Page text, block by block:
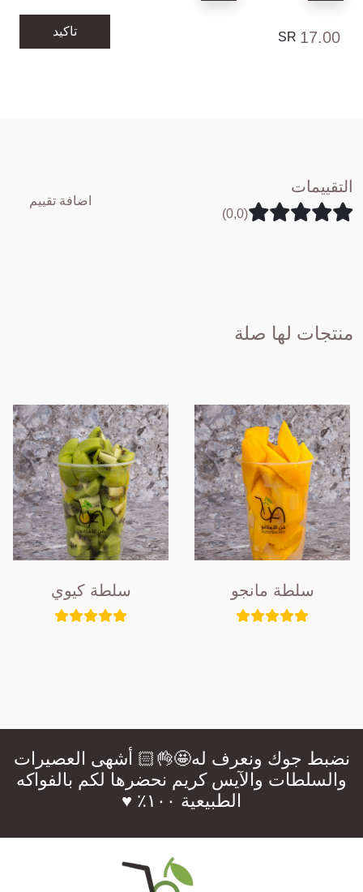
17.00
SR تاكيد
التقييمات
(0,0)
اضافة تقييم
منتجات لها صلة
سلطة كيوي سلطة مانجو
نضبط جوك ونعرف له🤩👌🏻 أشهى العصيرات
والسلطات والآيس كريم نحضرها لكم بالفواكه
الطبيعية ١٠٠٪؜ ♥️